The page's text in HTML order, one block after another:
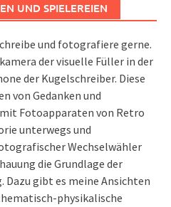
UND SPIELEREIEN
und fotografiere gerne.
der visuelle Füller in der
der Kugelschreiber. Diese
von Gedanken und
Fotoapparaten von Retro
unterwegs und
Wechselwähler
die Grundlage der
Dazu gibt es meine Ansichten
physikalische